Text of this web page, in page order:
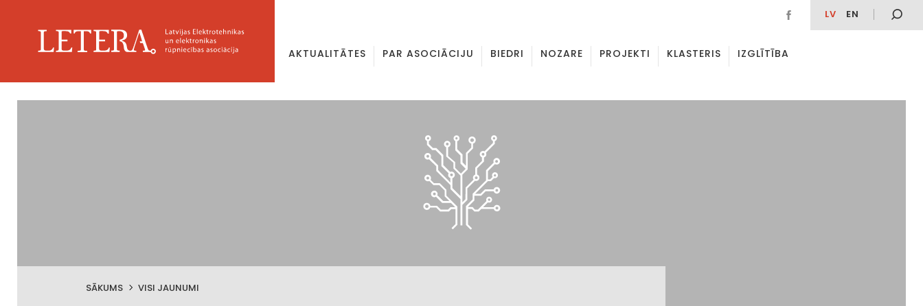
LV EN
AKTUALITĀTES PAR ASOCIĀCIJU BIEDRI NOZARE PROJEKTI KLASTERIS IZGLĪTĪBA
SĀKUMS VISI JAUNUMI